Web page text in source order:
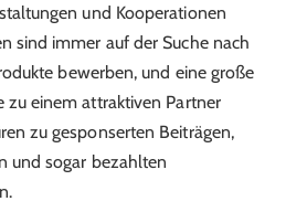
und Kooperationen
sind immer auf der Suche nach
bewerben, und eine große
zu einem attraktiven Partner
zu gesponserten Beiträgen,
und sogar bezahlten